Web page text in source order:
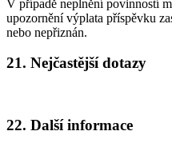
V případě neplnění povinností
upozornění výplata příspěvku
nebo nepřiznán.
21. Nejčastější dotazy
22. Další informace